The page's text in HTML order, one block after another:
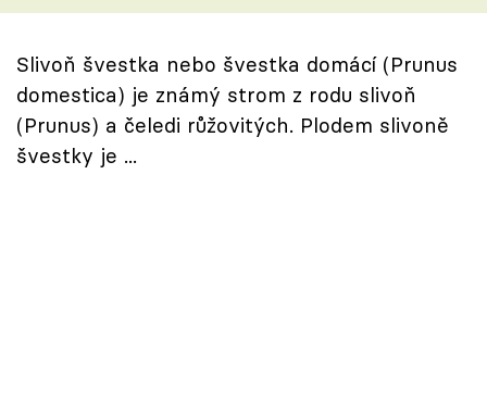
Speciál: Cuketa
Těhotnej kuchař
Slivoň švestka nebo švestka domácí (Prunus
domestica) je známý strom z rodu slivoň
(Prunus) a čeledi růžovitých. Plodem slivoně
švestky je ...